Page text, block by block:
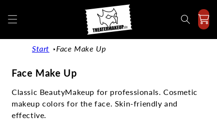
content
Start Face Make Up
C
t
e
Face Make Up
Classic BeautyMakeup for professionals. Cosmetic
makeup colors for the face. Skin-friendly and
effective.